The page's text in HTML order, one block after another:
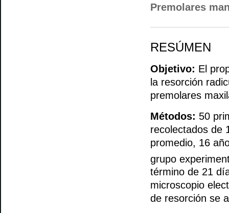
Premolares
RESÚMEN
Objetivo: El
la resorción
premolares
Métodos: 50
recolectados de
promedio, 16
grupo
término de 21
microscopio
de resorción se